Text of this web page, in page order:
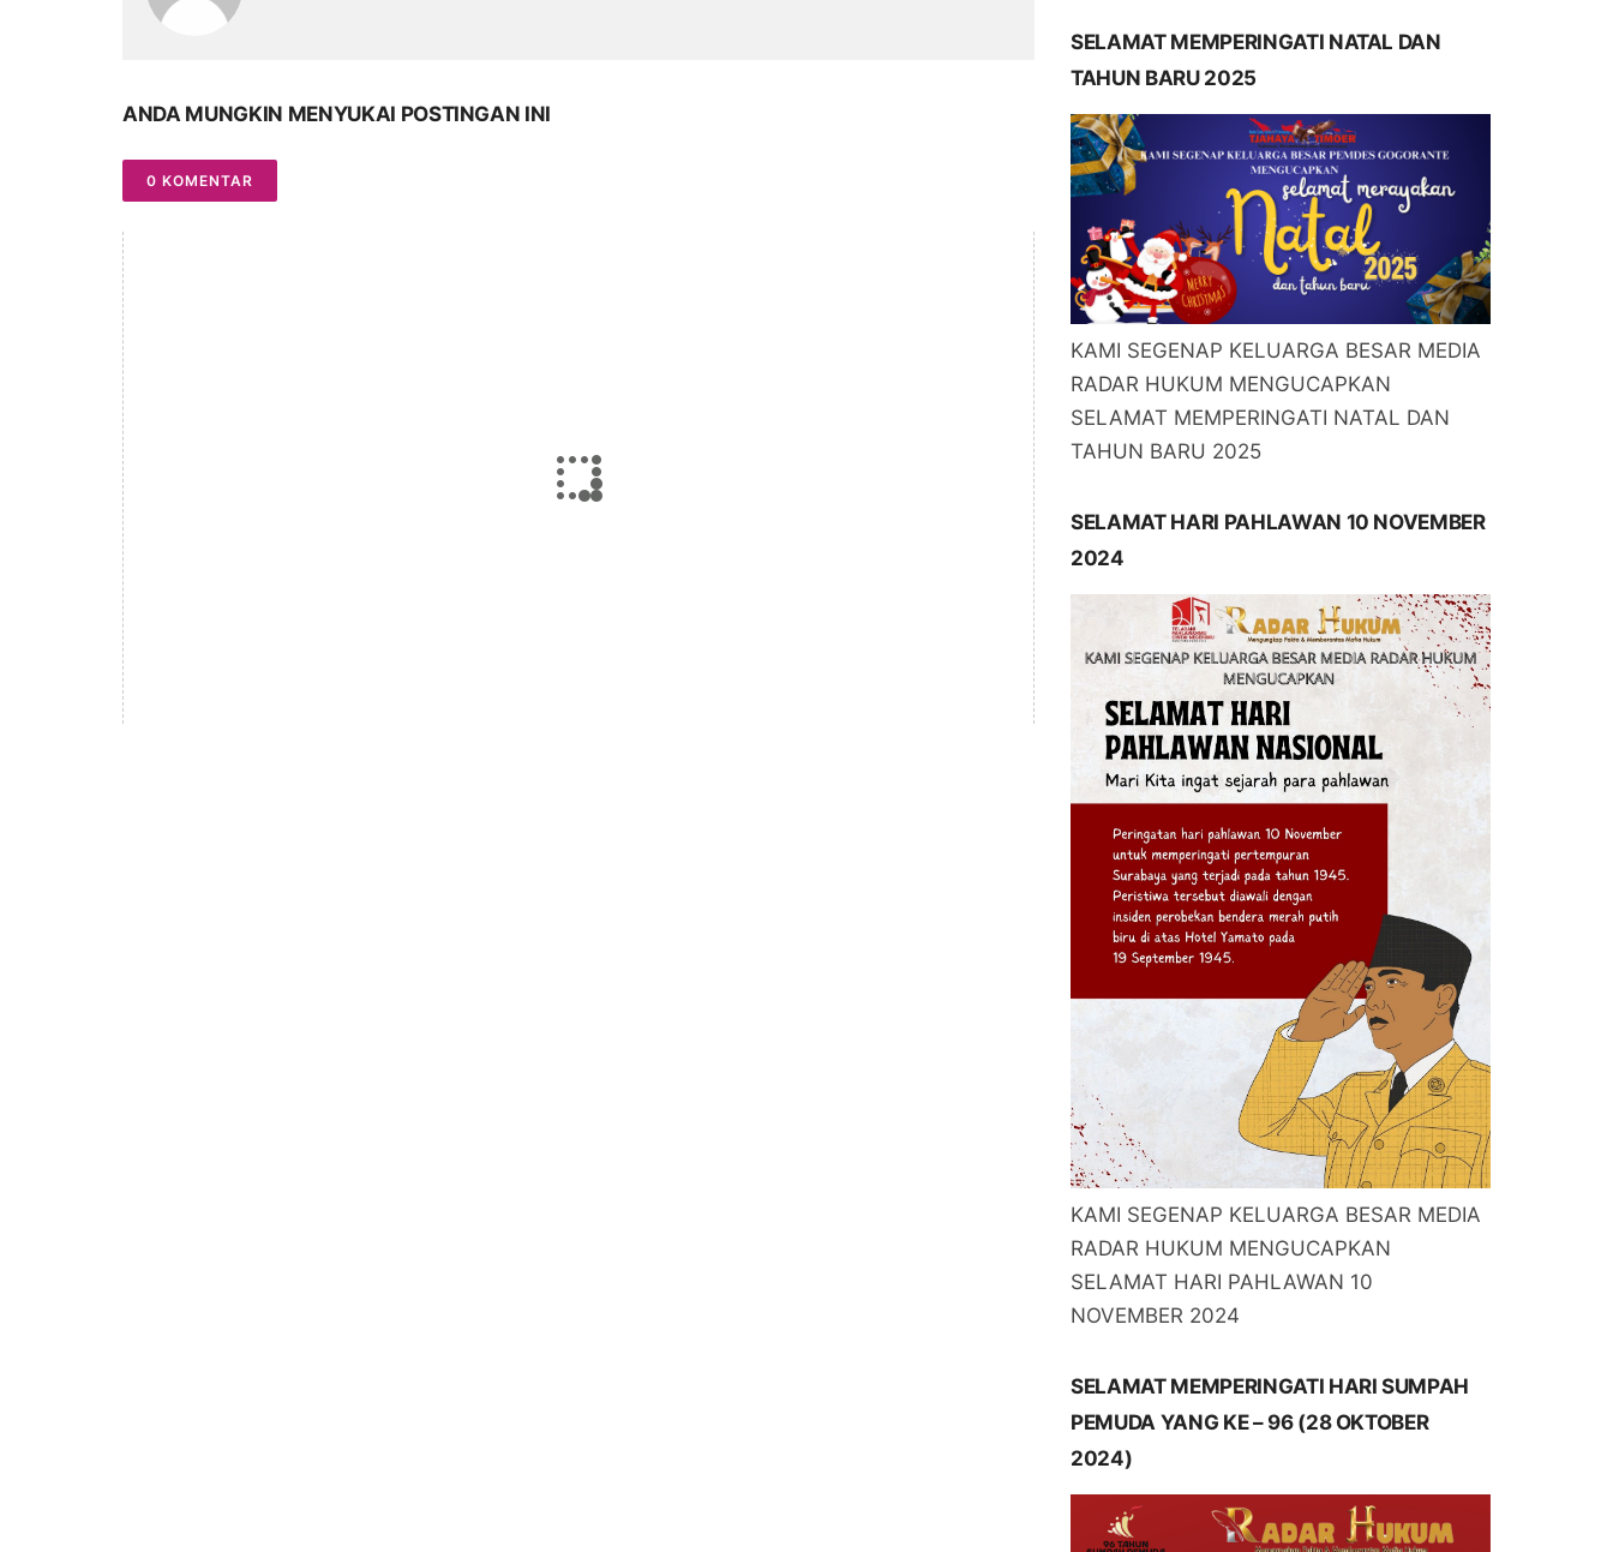
ANDA MUNGKIN MENYUKAI POSTINGAN INI
0 KOMENTAR
SELAMAT MEMPERINGATI NATAL DAN
TAHUN BARU 2025
KAMI SEGENAP KELUARGA BESAR MEDIA
RADAR HUKUM MENGUCAPKAN
SELAMAT MEMPERINGATI NATAL DAN
TAHUN BARU 2025
SELAMAT HARI PAHLAWAN 10 NOVEMBER
2024
KAMI SEGENAP KELUARGA BESAR MEDIA
RADAR HUKUM MENGUCAPKAN
SELAMAT HARI PAHLAWAN 10
NOVEMBER 2024
SELAMAT MEMPERINGATI HARI SUMPAH
PEMUDA YANG KE – 96 (28 OKTOBER
2024)